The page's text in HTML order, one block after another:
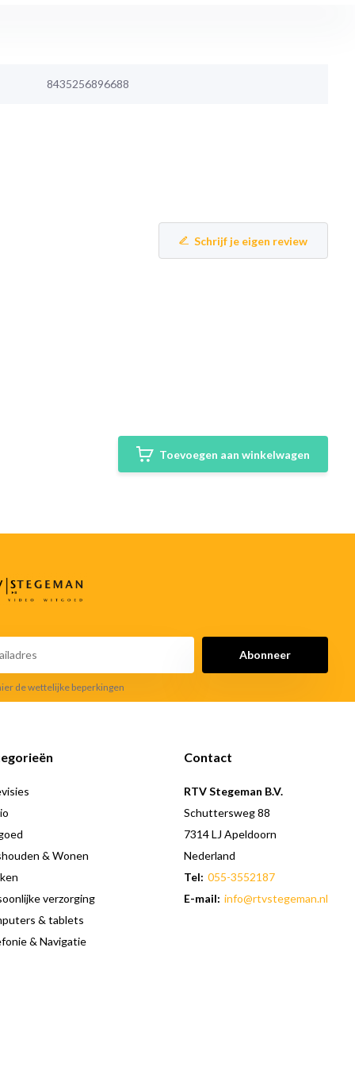
8435256896688
Schrijf je eigen review
Toevoegen aan winkelwagen
Abonneer
de wettelijke beperkingen
& Wonen
verzorging
& tablets
& Navigatie
Contact
RTV Stegeman B.V.
Schuttersweg 88
7314 LJ Apeldoorn
Nederland
Tel: 055-3552187
E-mail: info@rtvstegeman.nl